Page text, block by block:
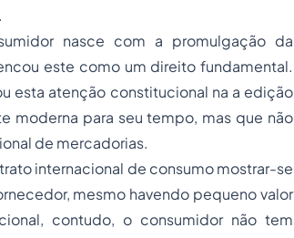
nasce com a promulgação da
este como um direito fundamental.
esta atenção constitucional na a edição
moderna para seu tempo, mas que não
de mercadorias.
internacional de consumo mostrar-se
mesmo havendo pequeno valor
contudo, o consumidor não tem